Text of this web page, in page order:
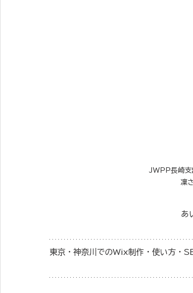
JWPP長崎支
凜
あ
東京・神奈川でのWix制作・使い方・